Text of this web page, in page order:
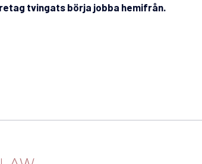
tvingats börja jobba hemifrån.